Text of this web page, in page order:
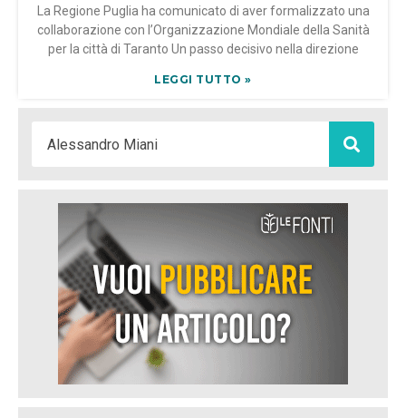
La Regione Puglia ha comunicato di aver formalizzato una
collaborazione con l’Organizzazione Mondiale della Sanità
per la città di Taranto Un passo decisivo nella direzione
LEGGI TUTTO »